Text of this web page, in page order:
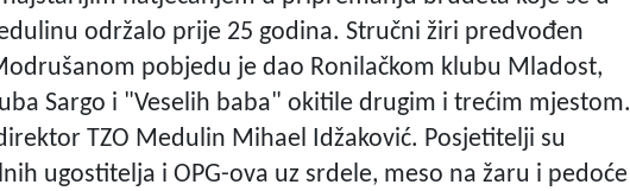
održalo prije 25 godina. Stručni žiri predvođen
pobjedu je dao Ronilačkom klubu Mladost,
Sargo i "Veselih baba" okitile drugim i trećim mjestom.
TZO Medulin Mihael Idžaković. Posjetitelji su
ugostitelja i OPG-ova uz srdele, meso na žaru i pedoće